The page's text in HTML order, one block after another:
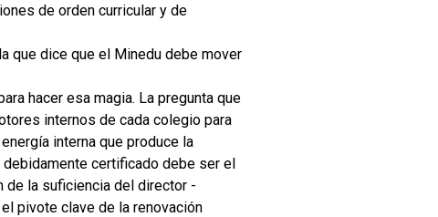
de orden curricular y de
que dice que el Minedu debe mover
hacer esa magia. La pregunta que
internos de cada colegio para
interna que produce la
certificado debe ser el
de la suficiencia del director -
pivote clave de la renovación